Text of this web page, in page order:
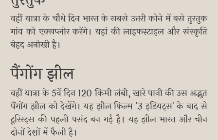
वहीं यात्रा के चौथे दिन भारत के सबसे उत्तरी कोने में बसे तुरतुक
गांव को एक्सप्लोर करेंगे। यहां की लाइफस्टाइल और संस्कृति
बेहद अनोखी है।
पैंगोंग झील
वहीं यात्रा के 5वें दिन 120 किमी लंबी, खारे पानी की उस अद्भुत
पैंगोंग झील को देखेंगे। यह झील फिल्म '3 इडियट्स' के बाद से
टूरिस्ट्स की पहली पसंद बन गई है। यह झील भारत और चीन
दोनों देशों में फैली है।